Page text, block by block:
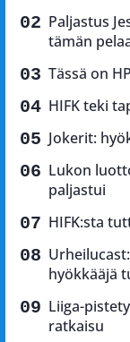
Paljastus
tämän
Tässä on
HIFK teki
Jokerit:
Lukon
paljastui
HIFK:sta
hyökkääjä
Liiga-
ratkaisu